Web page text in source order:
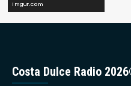
Costa Dulce Radio